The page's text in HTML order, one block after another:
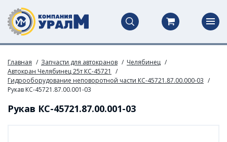
Главная Запчасти для автокранов
Челябинец
Автокран Челябинец 25т КС-45721
Гидрооборудование неповоротной части КС-45721.87.00.000-03
Рукав КС-45721.87.00.001-03
Рукав КС-45721.87.00.001-03